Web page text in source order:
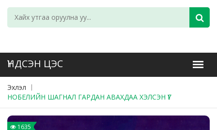
Эхлэл
НОБЕЛИЙН ШАГНАЛ ГАРДАН АВАХДАА ХЭЛСЭН ҮГ
1635